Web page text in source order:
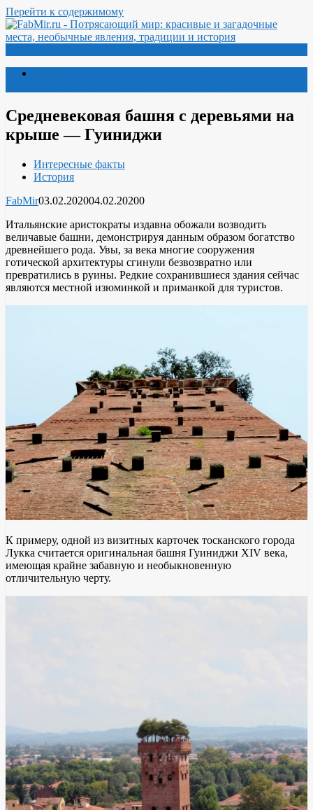
Перейти к содержимому
Средневековая башня с деревьями на
крыше — Гуиниджи
Интересные факты
История
FabMir03.02.202004.02.20200
Итальянские аристократы издавна обожали возводить
величавые башни, демонстрируя данным образом богатство
древнейшего рода. Увы, за века многие сооружения
готической архитектуры сгинули безвозвратно или
превратились в руины. Редкие сохранившиеся здания сейчас
являются местной изюминкой и приманкой для туристов.
К примеру, одной из визитных карточек тосканского города
Лукка считается оригинальная башня Гуиниджи XIV века,
имеющая крайне забавную и необыкновенную
отличительную черту.